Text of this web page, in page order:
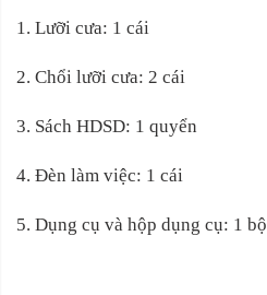
1. Lưỡi cưa: 1 cái
2. Chổi lưỡi cưa: 2 cái
3. Sách HDSD: 1 quyển
4. Đèn làm việc: 1 cái
5. Dụng cụ và hộp dụng cụ: 1 bộ